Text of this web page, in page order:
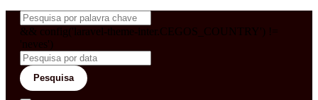
&& config('laravel-theme-inter.CEGOS_COUNTRY') !=
'neves')
Pesquisa